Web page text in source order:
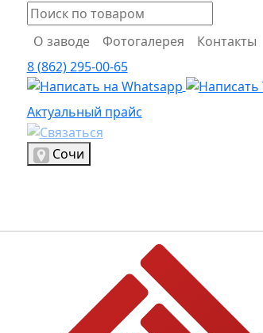
О заводе Фотогалерея Контакты
8 (862) 295-00-65
Актуальный прайс
Актуальный прайс
Выбрать город
Сочи
Логотип, переход на главную страницу